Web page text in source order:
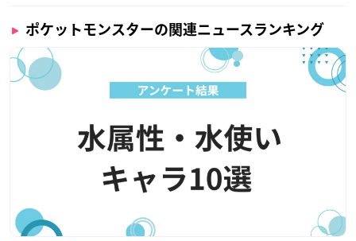
ポケットモンスターの関連ニュースランキング